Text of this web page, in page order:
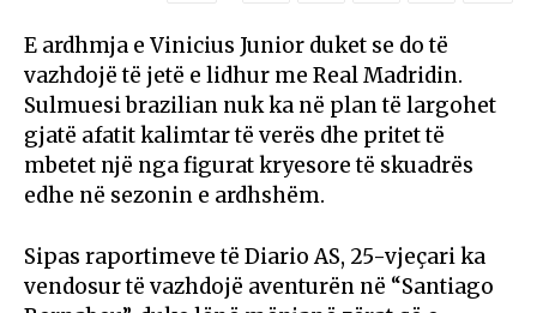
E ardhmja e Vinicius Junior duket se do të
vazhdojë të jetë e lidhur me Real Madridin.
Sulmuesi brazilian nuk ka në plan të largohet
gjatë afatit kalimtar të verës dhe pritet të
mbetet një nga figurat kryesore të skuadrës
edhe në sezonin e ardhshëm.
Sipas raportimeve të Diario AS, 25-vjeçari ka
vendosur të vazhdojë aventurën në “Santiago